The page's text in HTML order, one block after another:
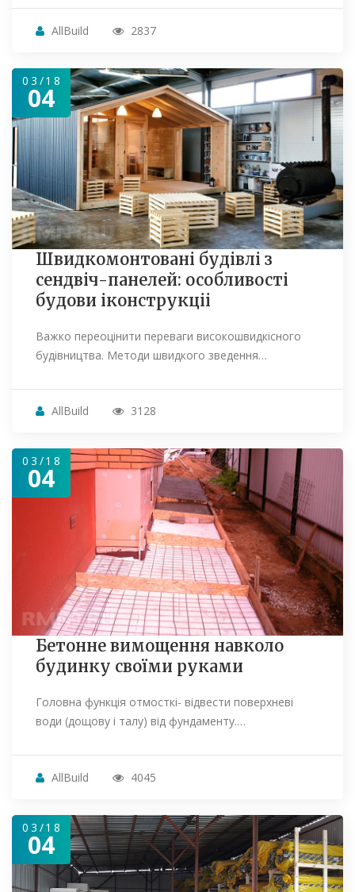
AllBuild 2837
03/18
04
Швидкомонтовані будівлі з
сендвіч-панелей: особливості
будови іконструкціі
Важко переоцінити переваги високошвидкісного
будівництва. Методи швидкого зведення…
AllBuild 3128
03/18
04
Бетонне вимощення навколо
будинку своїми руками
Головна функція отмосткі- відвести поверхневі
води (дощову і талу) від фундаменту.…
AllBuild 4045
03/18
04